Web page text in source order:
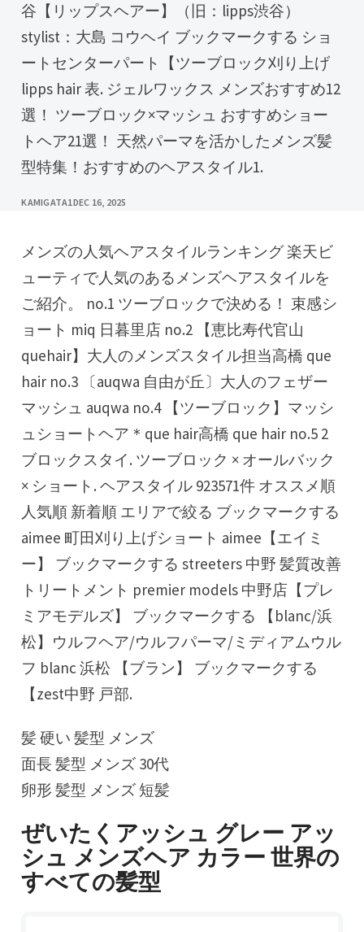
谷【リップスヘアー】（旧：lipps渋谷）
stylist：大島 コウヘイ ブックマークする ショ
ートセンターパート【ツーブロック刈り上げ
lipps hair 表. ジェルワックス メンズおすすめ12
選！ ツーブロック×マッシュ おすすめショー
トヘア21選！ 天然パーマを活かしたメンズ髪
型特集！おすすめのヘアスタイル1.
KAMIGATA1DEC 16, 2025
メンズの人気ヘアスタイルランキング 楽天ビ
ューティで人気のあるメンズヘアスタイルを
ご紹介。 no.1 ツーブロックで決める！ 束感シ
ョート miq 日暮里店 no.2 【恵比寿代官山
quehair】大人のメンズスタイル担当高橋 que
hair no.3 〔auqwa 自由が丘〕大人のフェザー
マッシュ auqwa no.4 【ツーブロック】マッシ
ュショートヘア＊que hair高橋 que hair no.5 2
ブロックスタイ. ツーブロック × オールバック
× ショート. ヘアスタイル 923571件 オススメ順
人気順 新着順 エリアで絞る ブックマークする
aimee 町田刈り上げショート aimee【エイミ
ー】 ブックマークする streeters 中野 髪質改善
トリートメント premier models 中野店【プレ
ミアモデルズ】 ブックマークする 【blanc/浜
松】ウルフヘア/ウルフパーマ/ミディアムウル
フ blanc 浜松 【ブラン】 ブックマークする
【zest中野 戸部.
髪 硬い 髪型 メンズ
面長 髪型 メンズ 30代
卵形 髪型 メンズ 短髪
ぜいたくアッシュ グレー アッ
シュ メンズヘア カラー 世界の
すべての髪型